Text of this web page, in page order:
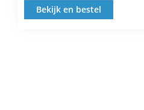
prijs
was:
prijs
is:
Bekijk en bestel
Dit